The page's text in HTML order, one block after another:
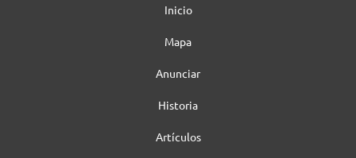
Inicio
Mapa
Anunciar
Historia
Artículos